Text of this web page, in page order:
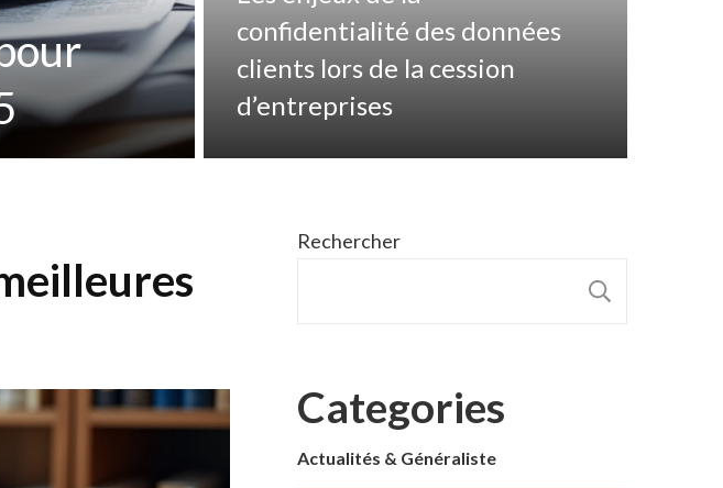
confidentialité des données
clients lors de la cession
d’entreprises
Rechercher
Categories
Actualités & Généraliste